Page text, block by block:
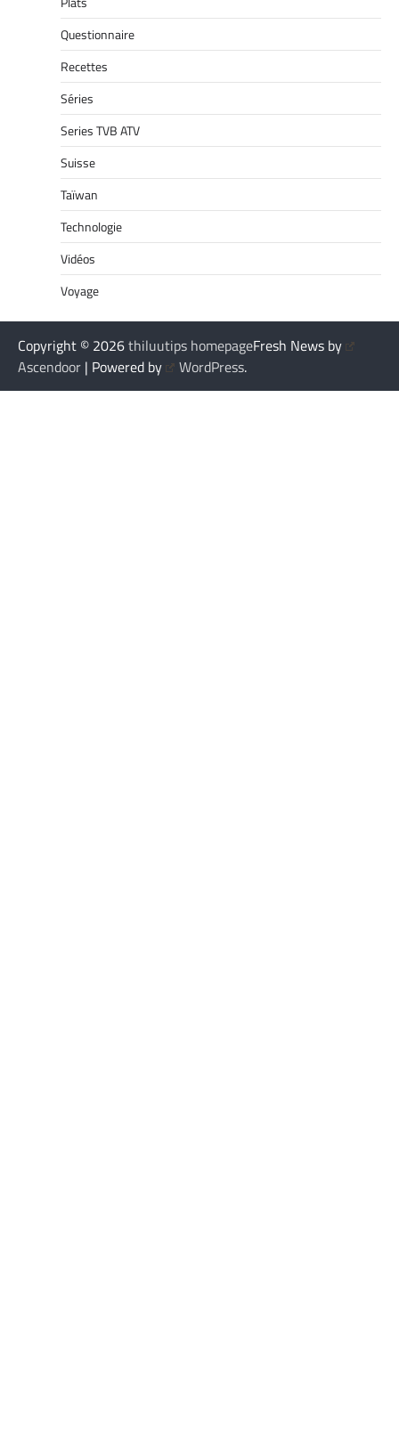
Questionnaire
Recettes
Séries
Series TVB ATV
Suisse
Taïwan
Technologie
Vidéos
Voyage
Copyright © 2026thiluutips homepageFresh News by
Ascendoor | Powered by WordPress.